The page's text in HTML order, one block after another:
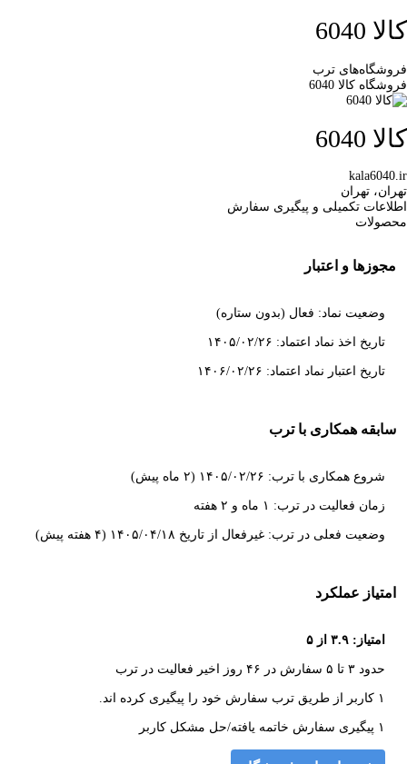
کالا 6040
فروشگاه‌های ترب
فروشگاه کالا 6040
کالا 6040
kala6040.ir
تهران، تهران
اطلاعات تکمیلی و پیگیری سفارش
محصولات
مجوزها و اعتبار
وضعیت نماد: فعال (بدون ستاره)
تاریخ اخذ نماد اعتماد: ۱۴۰۵/۰۲/۲۶
تاریخ اعتبار نماد اعتماد: ۱۴۰۶/۰۲/۲۶
سابقه همکاری با ترب
شروع همکاری با ترب: ۱۴۰۵/۰۲/۲۶ (۲ ماه پیش)
زمان فعالیت در ترب: ۱ ماه و ۲ هفته
وضعیت فعلی در ترب: غیرفعال از تاریخ ۱۴۰۵/۰۴/۱۸ (۴ هفته پیش)
امتیاز عملکرد
امتیاز: ۳.۹ از ۵
حدود ۳ تا ۵ سفارش در ۴۶ روز اخیر فعالیت در ترب
۱ کاربر از طریق ترب سفارش خود را پیگیری کرده اند.
۱ پیگیری سفارش خاتمه یافته/حل مشکل کاربر